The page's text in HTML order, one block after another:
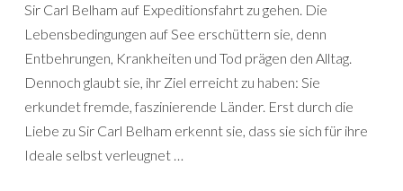
Sir Carl Belham auf Expeditionsfahrt zu gehen. Die
Lebensbedingungen auf See erschüttern sie, denn
Entbehrungen, Krankheiten und Tod prägen den Alltag.
Dennoch glaubt sie, ihr Ziel erreicht zu haben: Sie
erkundet fremde, faszinierende Länder. Erst durch die
Liebe zu Sir Carl Belham erkennt sie, dass sie sich für ihre
Ideale selbst verleugnet …